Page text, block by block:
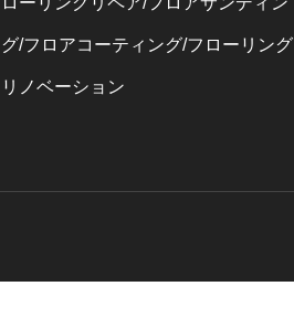
グ/フロアコーティング/フローリング
リノベーション